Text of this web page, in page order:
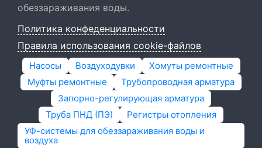
обеззараживания воды.
Политика конфеденциальности
Правила использования cookie-файлов
Насосы Воздуходувки
Хомуты ремонтные
Муфты ремонтные
Трубопроводная арматура
Запорно-регулирующая арматура
Труба ПНД (ПЭ)
Регистры отопления
УФ-системы для обеззараживания воды и
воздуха